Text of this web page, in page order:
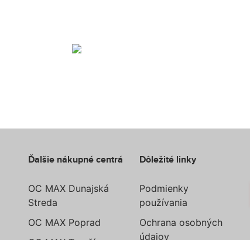
Ďalšie nákupné centrá
OC MAX Dunajská
Streda
OC MAX Poprad
Dôležité linky
Podmienky
používania
Ochrana osobných
údajov